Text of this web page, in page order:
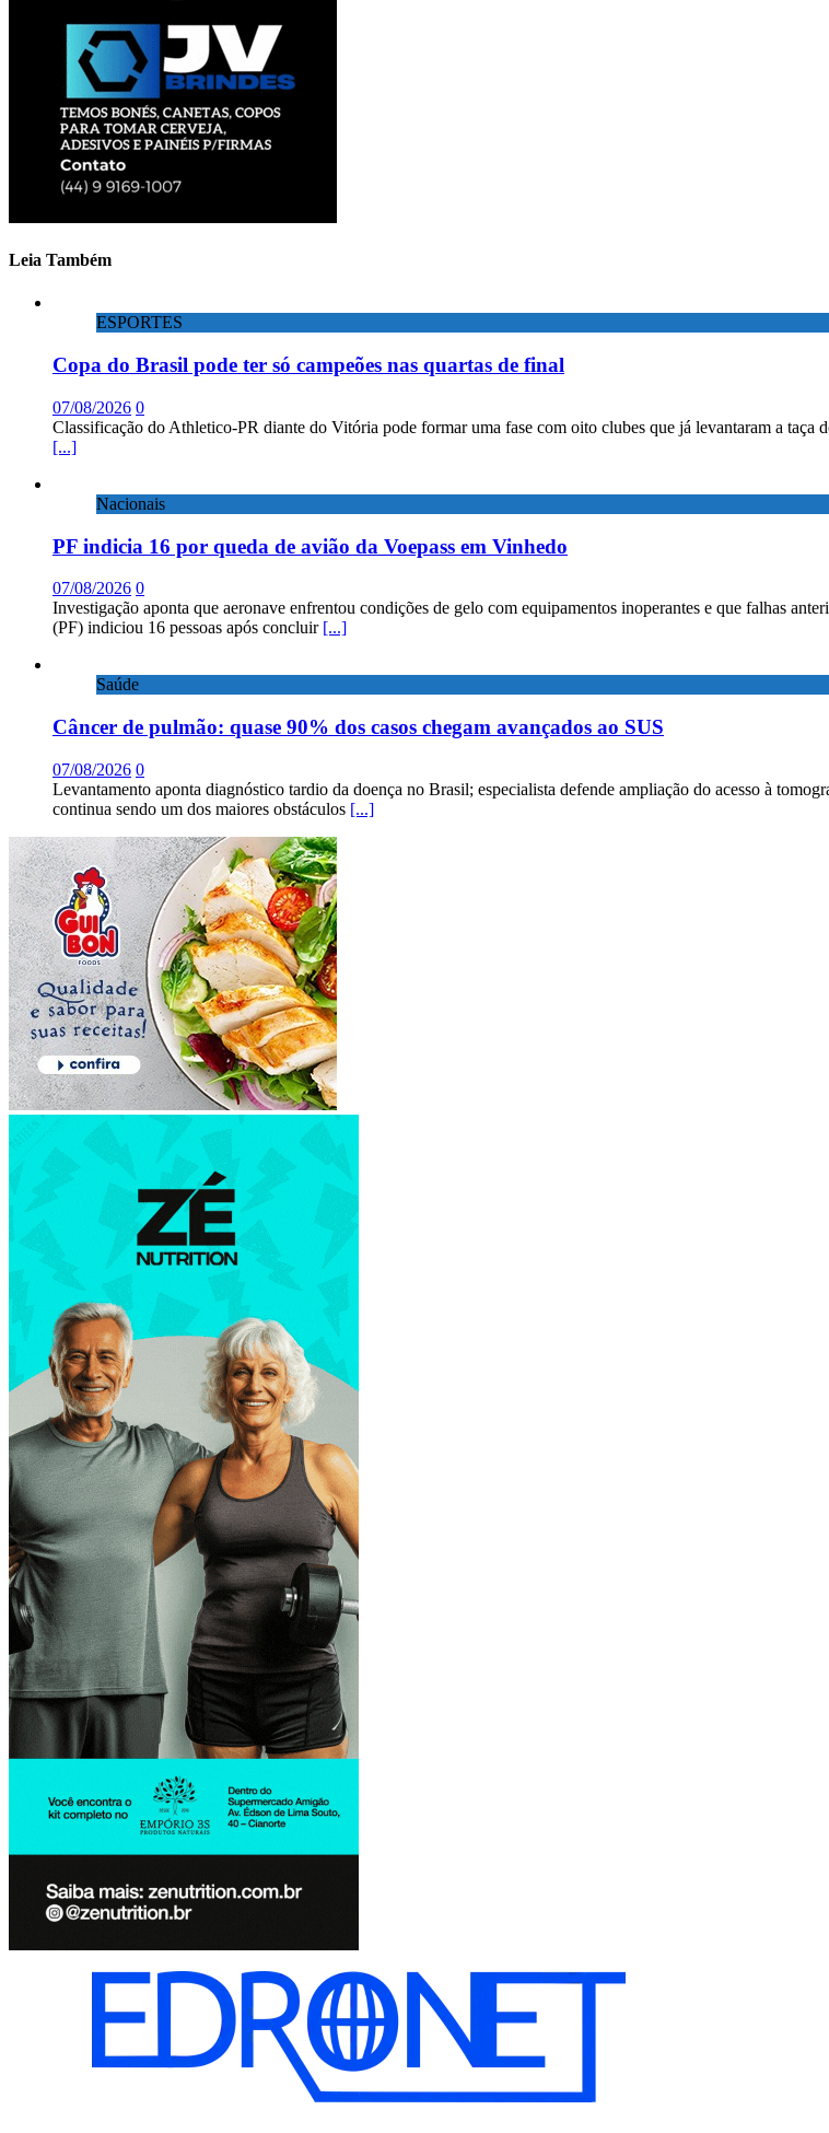
Leia Também
ESPORTES
Copa do Brasil pode ter só campeões nas quartas de final
07/08/2026 0
Classificação do Athletico-PR diante do Vitória pode formar uma fase com oito clubes que já levantaram a
[...]
Nacionais
PF indicia 16 por queda de avião da Voepass em Vinhedo
07/08/2026 0
Investigação aponta que aeronave enfrentou condições de gelo com equipamentos inoperantes e que falhas
(PF) indiciou 16 pessoas após concluir [...]
Saúde
Câncer de pulmão: quase 90% dos casos chegam avançados ao SUS
07/08/2026 0
Levantamento aponta diagnóstico tardio da doença no Brasil; especialista defende ampliação do acesso à
continua sendo um dos maiores obstáculos [...]